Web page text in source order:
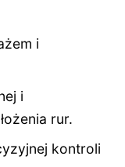
i
i
rur.
kontroli